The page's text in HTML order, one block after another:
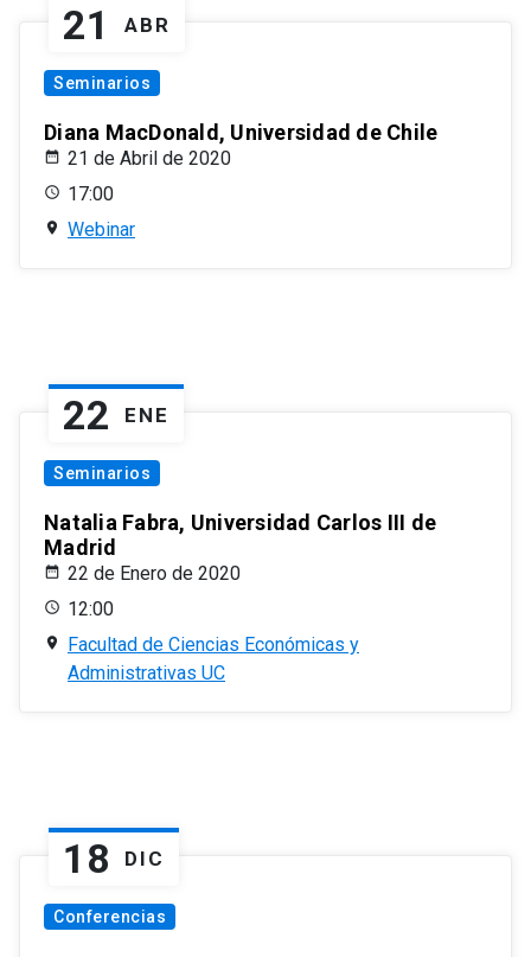
21 ABR
Seminarios
Diana MacDonald, Universidad de Chile
21 de Abril de 2020
17:00
Webinar
22 ENE
Seminarios
Natalia Fabra, Universidad Carlos III de
Madrid
22 de Enero de 2020
12:00
Facultad de Ciencias Económicas y
Administrativas UC
18 DIC
Conferencias